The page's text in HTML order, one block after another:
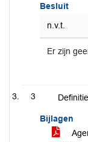
Besluit
n.v.t.
Er zijn
3
Bijlagen